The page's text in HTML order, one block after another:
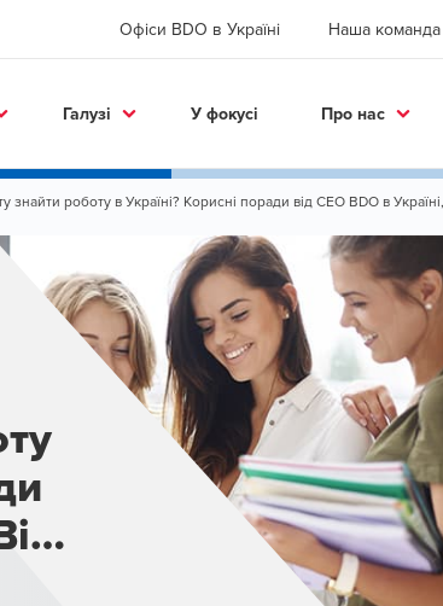
Офіси BDO в Україні Наша команда
Галузі У фокусі Про нас
знайти роботу в Україні? Корисні поради від CEO BDO в